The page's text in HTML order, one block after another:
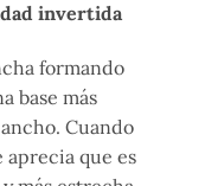
invertida
formando
base más
Cuando
aprecia que es